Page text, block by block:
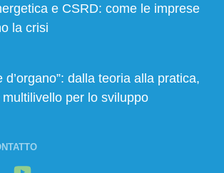
e CSRD: come le imprese
la crisi
d’organo”: dalla teoria alla pratica,
multilivello per lo sviluppo